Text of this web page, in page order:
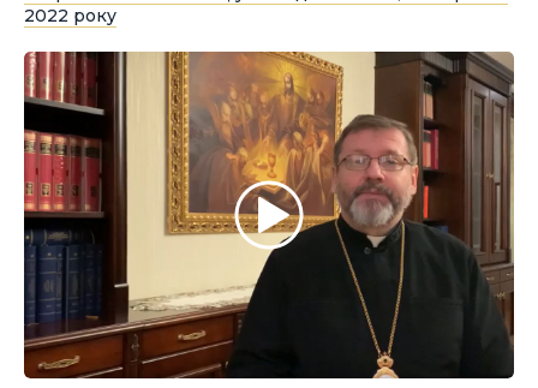
2022 року